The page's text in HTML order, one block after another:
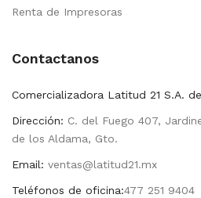
Renta de Impresoras
Contactanos
Comercializadora Latitud 21 S.A. de
Dirección: C. del Fuego 407,
de los Aldama, Gto.
Email: ventas@latitud21.mx
Teléfonos de oficina:477 251 9404